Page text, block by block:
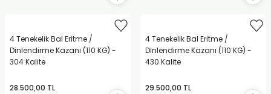
4 Tenekelik Bal Eritme /
Dinlendirme Kazanı (110 KG) -
304 Kalite
28.500,00 TL
4 Tenekelik Bal Eritme /
Dinlendirme Kazanı (110 KG) -
430 Kalite
29.500,00 TL